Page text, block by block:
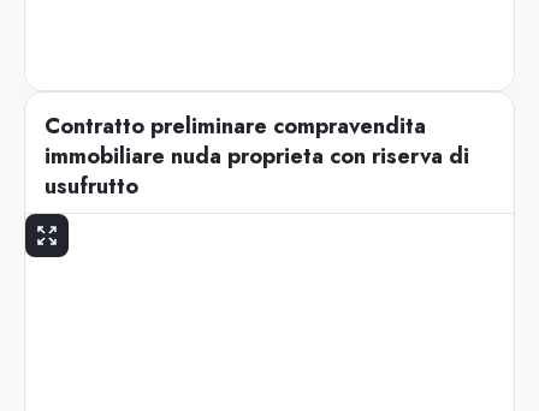
Contratto preliminare compravendita
immobiliare nuda proprieta con riserva di
usufrutto